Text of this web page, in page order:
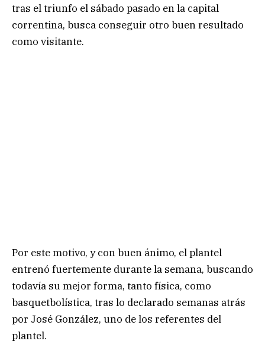
tras el triunfo el sábado pasado en la capital
correntina, busca conseguir otro buen resultado
como visitante.
Por este motivo, y con buen ánimo, el plantel
entrenó fuertemente durante la semana, buscando
todavía su mejor forma, tanto física, como
basquetbolística, tras lo declarado semanas atrás
por José González, uno de los referentes del
plantel.